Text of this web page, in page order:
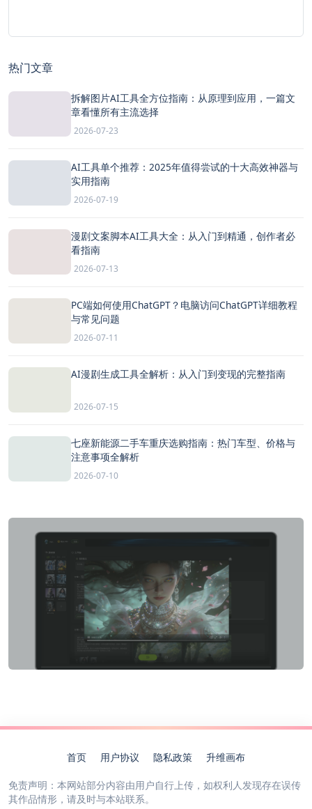
热门文章
拆解图片AI工具全方位指南：从原理到应用，一篇文
章看懂所有主流选择
2026-07-23
AI工具单个推荐：2025年值得尝试的十大高效神器与
实用指南
2026-07-19
漫剧文案脚本AI工具大全：从入门到精通，创作者必
看指南
2026-07-13
PC端如何使用ChatGPT？电脑访问ChatGPT详细教程
与常见问题
2026-07-11
AI漫剧生成工具全解析：从入门到变现的完整指南
2026-07-15
七座新能源二手车重庆选购指南：热门车型、价格与
注意事项全解析
2026-07-10
首页 用户协议 隐私政策 升维画布
免责声明：本网站部分内容由用户自行上传，如权利人发现存在误传
其作品情形，请及时与本站联系。